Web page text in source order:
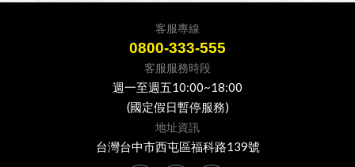
客服專線
0800-333-555
客服服務時段
週一至週五10:00~18:00
(國定假日暫停服務)
地址資訊
台灣台中市西屯區福科路139號